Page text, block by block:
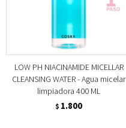
LOW PH NIACINAMIDE MICELLAR
CLEANSING WATER - Agua micelar
limpiadora 400 ML
$ 1.800